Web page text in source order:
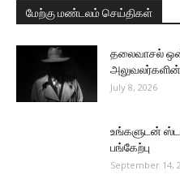
மேற்கு மண்டலம் செய்திகள்
தலைவாசல்
July 8, 2026
உங்களுடன்
பங்கேற்பு
September 14,